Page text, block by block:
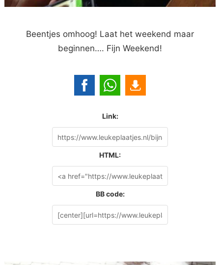
Beentjes omhoog! Laat het weekend maar
beginnen…. Fijn Weekend!
Link:
HTML:
BB code: